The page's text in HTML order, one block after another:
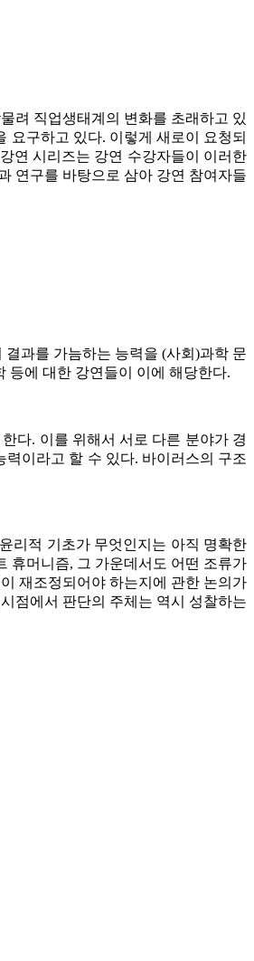
려 직업생태계의 변화를 초래하고 있
요구하고 있다. 이렇게 새로이 요청되
연 시리즈는 강연 수강자들이 이러한
연구를 바탕으로 삼아 강연 참여자들
과를 가늠하는 능력을 (사회)과학 문
등에 대한 강연들이 이에 해당한다.
다. 이를 위해서 서로 다른 분야가 경
이라고 할 수 있다. 바이러스의 구조
리적 기초가 무엇인지는 아직 명확한
휴머니즘, 그 가운데서도 어떤 조류가
재조정되어야 하는지에 관한 논의가
점에서 판단의 주체는 역시 성찰하는